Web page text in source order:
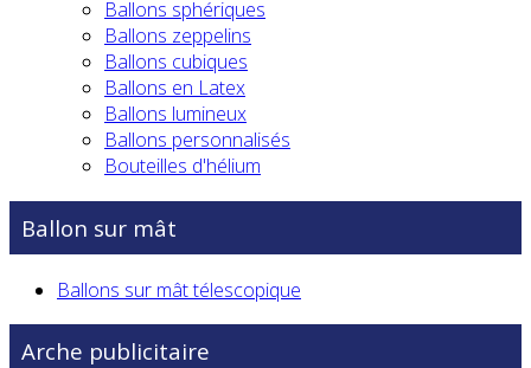
Ballons sphériques
Ballons zeppelins
Ballons cubiques
Ballons en Latex
Ballons lumineux
Ballons personnalisés
Bouteilles d'hélium
Ballon sur mât
Ballons sur mât télescopique
Arche publicitaire